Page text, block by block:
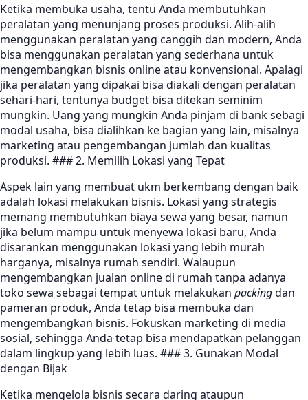
Ketika membuka usaha, tentu Anda membutuhkan
peralatan yang menunjang proses produksi. Alih-alih
menggunakan peralatan yang canggih dan modern, Anda
bisa menggunakan peralatan yang sederhana untuk
mengembangkan bisnis online atau konvensional. Apalagi
jika peralatan yang dipakai bisa diakali dengan peralatan
sehari-hari, tentunya budget bisa ditekan seminim
mungkin. Uang yang mungkin Anda pinjam di bank sebagi
modal usaha, bisa dialihkan ke bagian yang lain, misalnya
marketing atau pengembangan jumlah dan kualitas
produksi. ### 2. Memilih Lokasi yang Tepat
Aspek lain yang membuat ukm berkembang dengan baik
adalah lokasi melakukan bisnis. Lokasi yang strategis
memang membutuhkan biaya sewa yang besar, namun
jika belum mampu untuk menyewa lokasi baru, Anda
disarankan menggunakan lokasi yang lebih murah
harganya, misalnya rumah sendiri. Walaupun
mengembangkan jualan online di rumah tanpa adanya
toko sewa sebagai tempat untuk melakukan packingdan
pameran produk, Anda tetap bisa membuka dan
mengembangkan bisnis. Fokuskan marketing di media
sosial, sehingga Anda tetap bisa mendapatkan pelanggan
dalam lingkup yang lebih luas. ### 3. Gunakan Modal
dengan Bijak
Ketika mengelola bisnis secara daring ataupun